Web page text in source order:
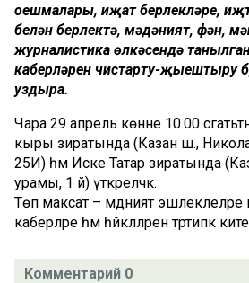
оешмалары, иҗат берлекләре,
белән берлектә, мәдәният, фән,
журналистика өлкәсендә
каберләрен чистарту-җыештыру
уздыра.
Чара 29 апрель көнне 10.00 сәгатьтән
кыры зиратында (Казан ш.,
25И) һәм Иске Татар зиратында
урамы, 1 й) үткәреләчәк.
Төп максат – мәдәният эшлеклеләре
каберләре һәм һәйкәлләрен тәртипкә
Комментарий 0